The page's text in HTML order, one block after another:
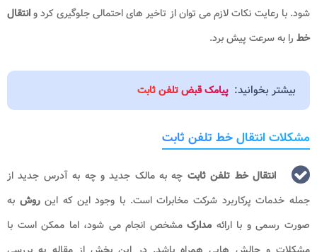
‌شود. با رعایت نکات لازم می ‌توان از تاخیر های احتمالی جلوگیری کرد وانتقال
خط را به سرعت پیش برد.
بیشتر بخوانید: پیامک قبض تلفن ثابت
مشکلات انتقال خط تلفن ثابت
انتقال خط تلفن ثابت چه به مالک جدید و چه به آدرس جدید از
جمله خدمات پرکاربرد شرکت مخابرات است. با وجود این که اینروش به
صورت رسمی و با ارائه مدارکمشخص انجام می ‌شود، اما ممکن است با